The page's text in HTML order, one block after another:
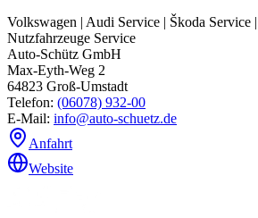
Volkswagen | Audi Service | Škoda Service
Nutzfahrzeuge Service
Auto-Schütz GmbH
Max-Eyth-Weg 2
64823 Groß-Umstadt
Telefon: (06078) 932-00
E-Mail: info@auto-schuetz.de
Anfahrt
Website